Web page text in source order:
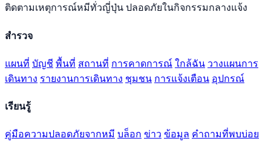
ติดตามเหตุการณ์หมีทั่วญี่ปุ่น ปลอดภัยในกิจกรรมกลางแจ้ง
สำรวจ
แผนที่ บัญชี พื้นที่ สถานที่ การคาดการณ์ใกล้ฉัน วางแผนการ
เดินทาง รายงานการเดินทาง ชุมชน การแจ้งเตือน อุปกรณ์
เรียนรู้
คู่มือความปลอดภัยจากหมี บล็อก ข่าว ข้อมูล คำถามที่พบบ่อย